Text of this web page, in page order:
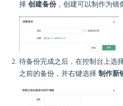
择 创建备份，创建可以制作为镜
待备份完成之后，在控制台上选
之前的备份，并右键选择 制作新